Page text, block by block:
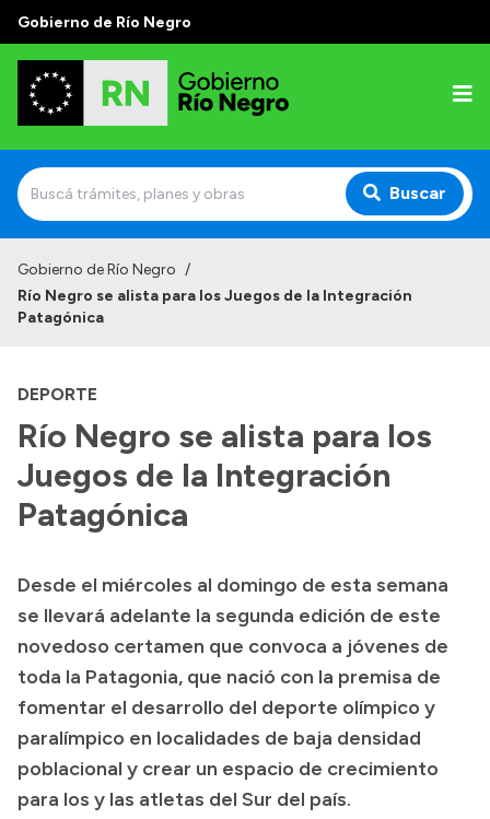
Gobierno de Río Negro
Buscar
Autoridades
Autoridades y Organismos
Discursos en la Legislatura
Casa de Gobierno
Acerca de Río Negro
Geografía
Invertí en Río Negro
Transparencia
Presupuesto
Gobierno de Río Negro /
Río Negro se alista para los Juegos de la Integración
Patagónica
DEPORTE
Río Negro se alista para los
Juegos de la Integración
Patagónica
Desde el miércoles al domingo de esta semana
se llevará adelante la segunda edición de este
novedoso certamen que convoca a jóvenes de
toda la Patagonia, que nació con la premisa de
fomentar el desarrollo del deporte olímpico y
paralímpico en localidades de baja densidad
poblacional y crear un espacio de crecimiento
para los y las atletas del Sur del país.